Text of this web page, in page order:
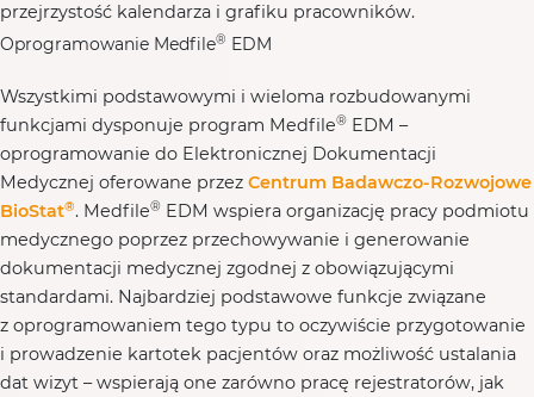
przejrzystość kalendarza i grafiku pracowników.
Oprogramowanie Medfile® EDM
Wszystkimi podstawowymi i wieloma rozbudowanymi
funkcjami dysponuje program Medfile® EDM –
oprogramowanie do Elektronicznej Dokumentacji
Medycznej oferowane przez Centrum Badawczo-Rozwojowe
BioStat®. Medfile® EDM wspiera organizację pracy podmiotu
medycznego poprzez przechowywanie i generowanie
dokumentacji medycznej zgodnej z obowiązującymi
standardami. Najbardziej podstawowe funkcje związane
z oprogramowaniem tego typu to oczywiście przygotowanie
i prowadzenie kartotek pacjentów oraz możliwość ustalania
dat wizyt – wspierają one zarówno pracę rejestratorów, jak